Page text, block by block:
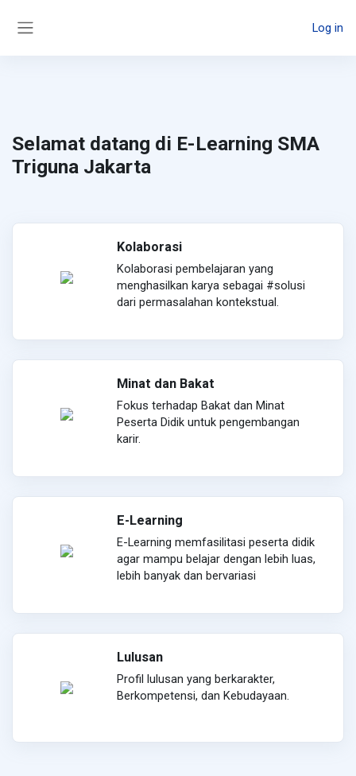
Log in
Selamat datang di E-Learning SMA
Triguna Jakarta
Kolaborasi
Kolaborasi pembelajaran yang
menghasilkan karya sebagai #solusi
dari permasalahan kontekstual.
Minat dan Bakat
Fokus terhadap Bakat dan Minat
Peserta Didik untuk pengembangan
karir.
E-Learning
E-Learning memfasilitasi peserta didik
agar mampu belajar dengan lebih luas,
lebih banyak dan bervariasi
Lulusan
Profil lulusan yang berkarakter,
Berkompetensi, dan Kebudayaan.